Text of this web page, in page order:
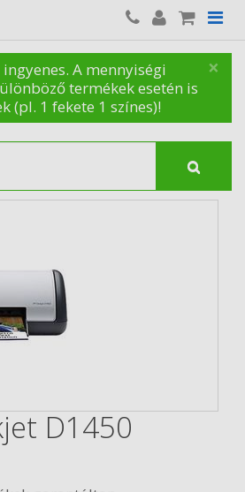
×
A mennyiségi
termékek esetén is
(pl. 1 fekete 1 színes)!
D1450